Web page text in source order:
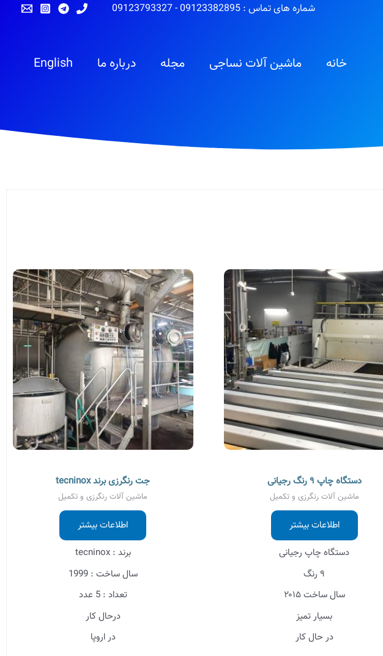
شماره های تماس : -
09123793327
خانه ماشین آلات نساجی مجله درباره ما English
دستگاه چاپ ۹ رنگ رجیانی
ماشین آلات رنگرزی و تکمیل
اطلاعات بیشتر
دستگاه چاپ رجیانی
۹ رنگ
سال ساخت ۲۰۱۵
بسیار تمیز
در حال کار
جت رنگرزی برند tecninox
ماشین آلات رنگرزی و تکمیل
اطلاعات بیشتر
برند : tecninox
سال ساخت : 1999
تعداد : 5 عدد
درحال کار
در اروپا